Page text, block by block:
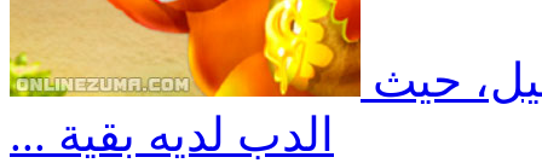
حيث
الدب لديه بقية ...